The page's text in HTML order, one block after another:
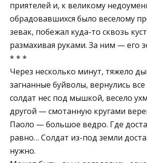
приятелей и, к великому
обрадовавшихся было веселому
зевак, побежал куда-то сквозь
размахивая руками. За ним — его
* * *
Через несколько минут, тяжело
загнанные буйволы, вернулись
солдат нес под мышкой, весело
другой — смотанную кругами
Паоло — большое ведро. Где
равно… Солдат из-под земли
нужно.